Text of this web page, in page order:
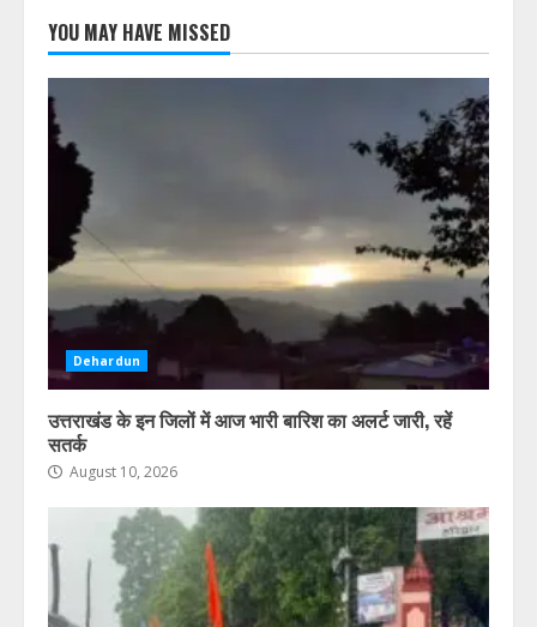
YOU MAY HAVE MISSED
Dehardun
उत्तराखंड के इन जिलों में आज भारी बारिश का अलर्ट जारी, रहें
सतर्क
August 10, 2026